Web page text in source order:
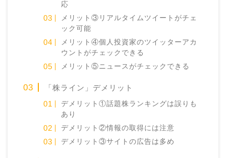
応
メリット③リアルタイムツイートがチェ
ック可能
メリット④個人投資家のツイッターアカ
ウントがチェックできる
メリット⑤ニュースがチェックできる
「株ライン」デメリット
デメリット①話題株ランキングは誤りも
あり
デメリット②情報の取得には注意
デメリット③サイトの広告は多め